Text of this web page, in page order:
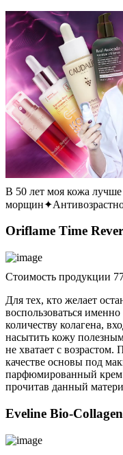
В 50 лет моя кожа
Oriflame Time
Стоимость продукции
Для тех, кто желает
воспользоваться
количеству колагена,
насытить кожу
не хватает с возрастом.
качестве основы под
парфюмированный крем
прочитав данный
Eveline Bio-